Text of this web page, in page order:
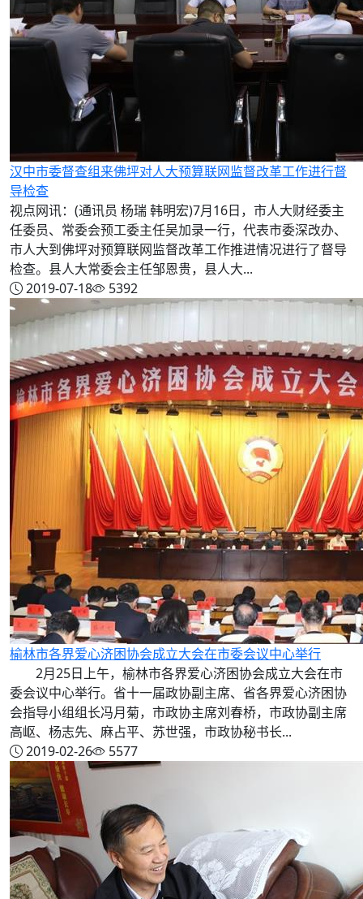
汉中市委督查组来佛坪对人大预算联网监督改革工作进行督
导检查
视点网讯：(通讯员 杨瑞 韩明宏)7月16日，市人大财经委主
任委员、常委会预工委主任吴加录一行，代表市委深改办、
市人大到佛坪对预算联网监督改革工作推进情况进行了督导
检查。县人大常委会主任邹恩贵，县人大...
2019-07-18
5392
榆林市各界爱心济困协会成立大会在市委会议中心举行
2月25日上午，榆林市各界爱心济困协会成立大会在市
委会议中心举行。省十一届政协副主席、省各界爱心济困协
会指导小组组长冯月菊，市政协主席刘春桥，市政协副主席
高岖、杨志先、麻占平、苏世强，市政协秘书长...
2019-02-26
5577